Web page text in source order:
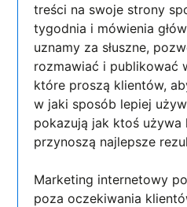
treści na swoje strony
tygodnia i mówienia
uznamy za słuszne,
rozmawiać i publikować
które proszą klientów,
w jaki sposób lepiej
pokazują jak ktoś
przynoszą najlepsze
Marketing internetowy
poza oczekiwania